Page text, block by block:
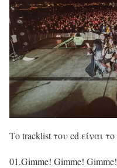
Το tracklist του cd είναι
01.Gimme! Gimme! Gimme!